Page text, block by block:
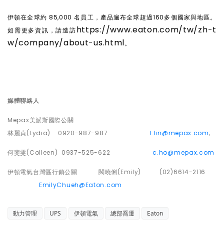
伊頓在全球約 85,000名員工，產品遍布全球超過160多個國家與地區。
如需更多資訊，請造訪https://www.eaton.com/tw/zh-t
w/company/about-us.html。
媒體聯絡人
Mepax美派斯國際公關
林麗貞(Lydia) 0920-987-987l.lin@mepax.com;
何斐雯(Colleen) 0937-525-622c.ho@mepax.com
伊頓電氣台灣區行銷公關 闕曉俐(Emily) (02)6614-2116
EmilyChueh@Eaton.com
動力管理 UPS 伊頓電氣 總部喬遷 Eaton